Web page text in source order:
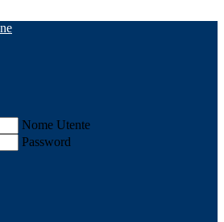
Nome Utente
Password